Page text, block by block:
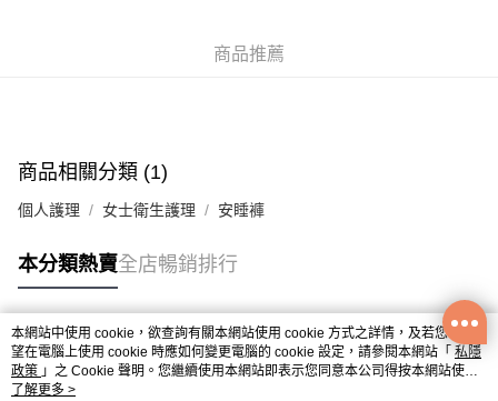
每筆HK$50.00，滿HK$200.00或以上免運費
UNY 門市自取
商品推薦
商品相關分類 (1)
個人護理 女士衛生護理 安睡褲
本分類熱賣全店暢銷排行
熱門標籤
熱銷排行
本網站中使用 cookie，欲查詢有關本網站使用 cookie 方式之詳情，及若您不希
望在電腦上使用 cookie 時應如何變更電腦的 cookie 設定，請參閱本網站「 私隱
政策 」之 Cookie 聲明。您繼續使用本網站即表示您同意本公司得按本網站使用
條款之 Cookie 聲明使用 cookie。
了解更多 >